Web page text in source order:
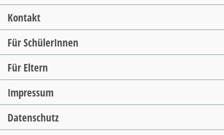
Kontakt
Für SchülerInnen
Für Eltern
Impressum
Datenschutz